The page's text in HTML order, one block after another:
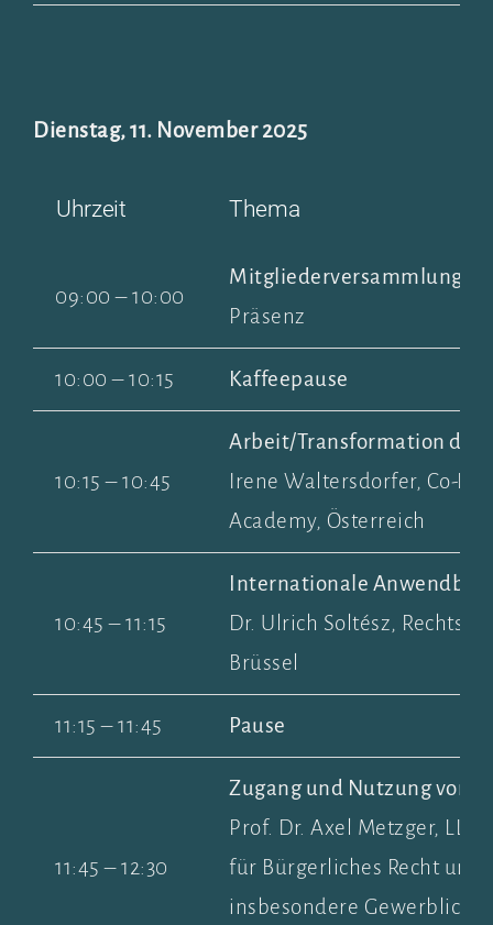
Dienstag, 11. November 2025
Uhrzeit Thema
09:00 – 10:00
Mitgliederversammlung
Präsenz
10:00 – 10:15 Kaffeepause
10:15 – 10:45
Arbeit/Transformation der
Irene Waltersdorfer, Co-
Academy, Österreich
10:45 – 11:15
Internationale
Dr. Ulrich Soltész,
Brüssel
11:15 – 11:45 Pause
11:45 – 12:30
Zugang und Nutzung von
Prof. Dr. Axel Metzger,
für Bürgerliches Recht
insbesondere